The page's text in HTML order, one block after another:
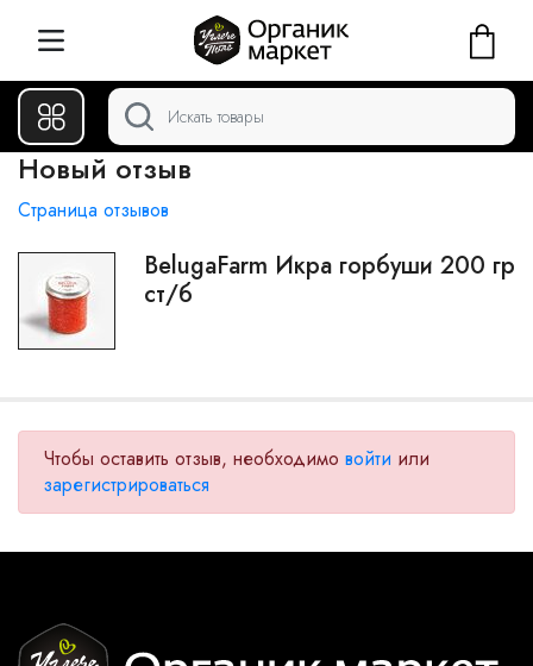
Новый отзыв
Страница отзывов
BelugaFarm Икра горбуши 200 гр
ст/б
Чтобы оставить отзыв, необходимо войти или
зарегистрироваться